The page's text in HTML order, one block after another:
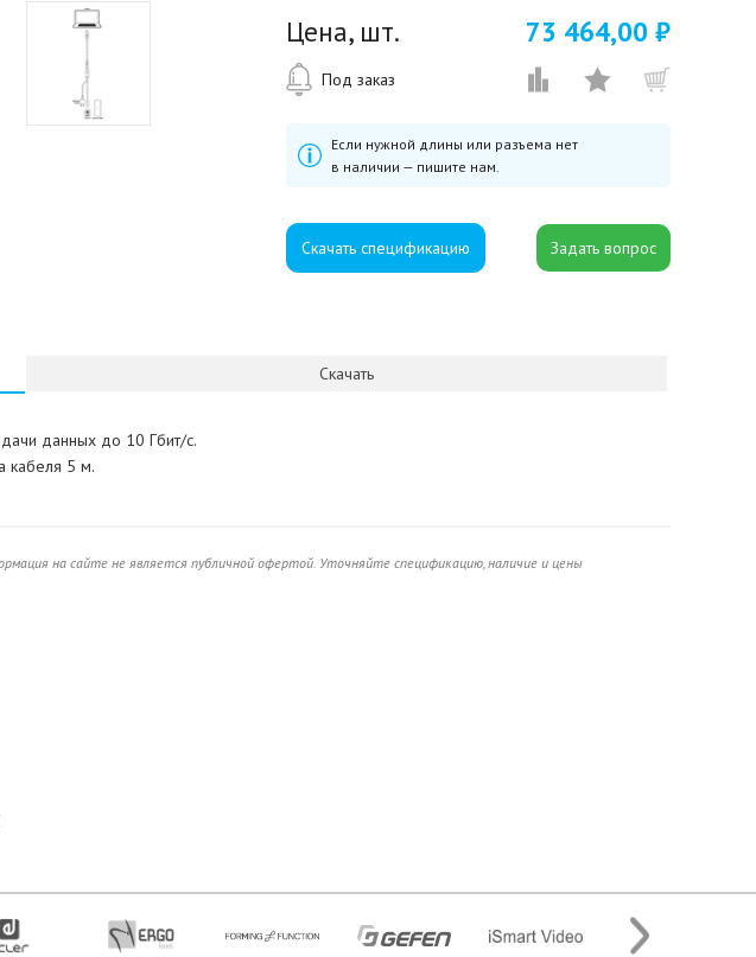
Цена, шт. 73 464,00 ₽
Под заказ
Если нужной длины или разъема нет
в наличии — пишите нам.
Скачать спецификацию
Скачать
данных до 10 Гбит/с.
кабеля 5 м.
на сайте не является публичной офертой. Уточняйте спецификацию, наличие и цены